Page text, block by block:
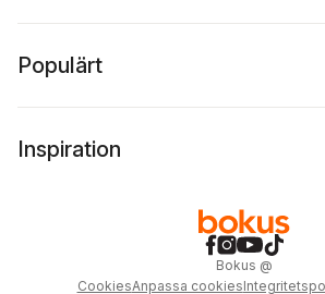
Populärt
Inspiration
Bokus @
CookiesAnpassa cookies